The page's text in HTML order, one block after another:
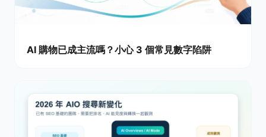
AI 購物已成主流嗎？小心 3 個常見數字陷阱